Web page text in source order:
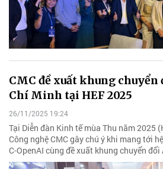
CMC đề xuất khung chuyển
Chí Minh tại HEF 2025
26/11/2025 19:24
Tại Diễn đàn Kinh tế mùa Thu năm 2025
Công nghệ CMC gây chú ý khi mang tới
C-OpenAI cùng đề xuất khung chuyển đổi